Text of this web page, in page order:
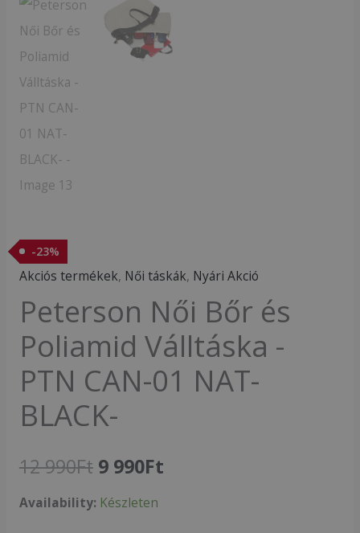
-23%
Akciós termékek, Női táskák, Nyári Akció
Peterson Női Bőr és
Poliamid Válltáska -
PTN CAN-01 NAT-
BLACK-
12 990Ft 9 990Ft
Availability: Készleten